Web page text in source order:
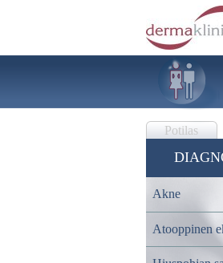
Potilas
Akne
Atooppinen